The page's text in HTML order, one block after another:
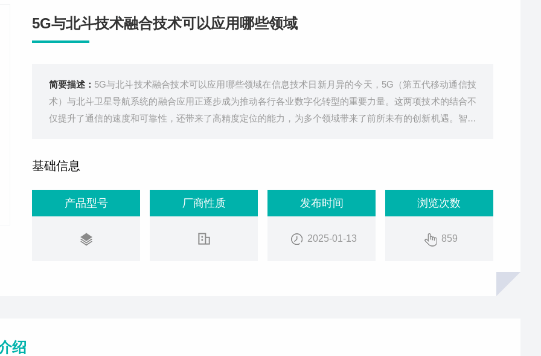
5G与北斗技术融合技术可以应用哪些领域
简要描述： 5G与北斗技术融合技术可以应用哪些领域在信息技术日新月异的今天，5G（第五代移动通信技
术）与北斗卫星导航系统的融合应用正逐步成为推动各行各业数字化转型的重要力量。这两项技术的结合不
仅提升了通信的速度和可靠性，还带来了高精度定位的能力，为多个领域带来了前所未有的创新机遇。智慧
基础信息
产品型号 厂商性质 发布时间
2025-01-13
浏览次数
859
绍